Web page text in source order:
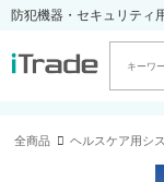
防犯機器・セキュリティ
全商品 ヘルスケア用シ